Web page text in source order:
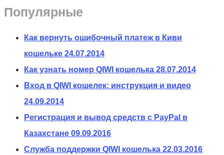
Популярные
Как вернуть ошибочный платеж в Киви
кошельке 24.07.2014
Как узнать номер QIWI кошелька 28.07.2014
Вход в QIWI кошелек: инструкция и видео
24.09.2014
Регистрация и вывод средств с PayPal в
Казахстане 09.09.2016
Служба поддержки QIWI кошелька 22.03.2016